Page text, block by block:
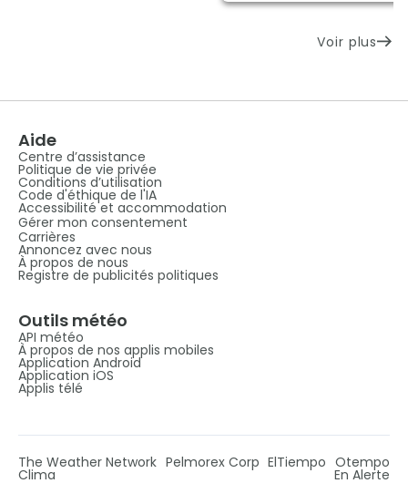
Voir plus
Aide
Centre d’assistance
Politique de vie privée
Conditions d’utilisation
Code d'éthique de l'IA
Accessibilité et accommodation
Gérer mon consentement
Carrières
Annoncez avec nous
À propos de nous
Registre de publicités politiques
Outils météo
API météo
À propos de nos applis mobiles
Application Android
Application iOS
Applis télé
The Weather Network Pelmorex Corp ElTiempo Otempo
Clima En Alerte